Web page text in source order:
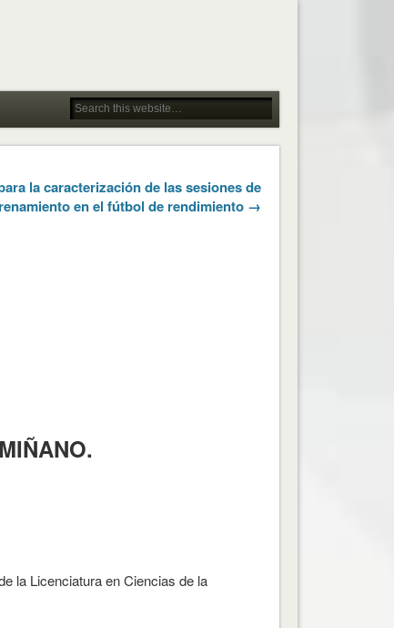
la caracterización de las sesiones de
en el fútbol de rendimiento →
la Licenciatura en Ciencias de la